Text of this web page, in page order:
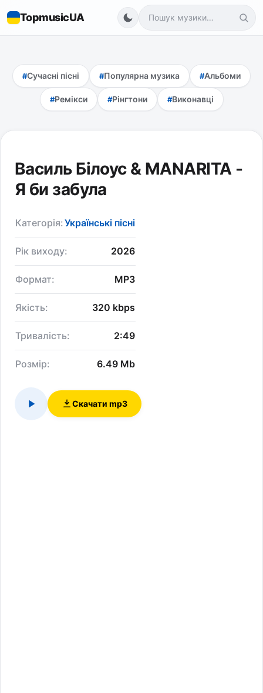
TopmusicUA
Сучасні пісні Популярна музика Альбоми
Ремікси Рінгтони Виконавці
Василь Білоус & MANARITA -
Я би забула
Категорія:Українські пісні
Рік виходу: 2026
Формат: MP3
Якість: 320 kbps
Тривалість: 2:49
Розмір: 6.49 Mb
Скачати mp3